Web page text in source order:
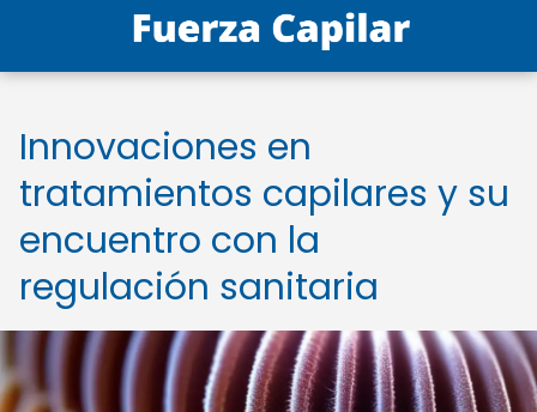
Innovaciones en
tratamientos capilares y su
encuentro con la
regulación sanitaria